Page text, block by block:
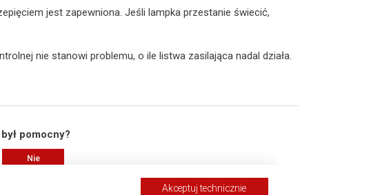
jest zapewniona. Jeśli lampka przestanie świecić,
nie stanowi problemu, o ile listwa zasilająca nadal działa.
pomocny?
Nie
Akceptuj technicznie